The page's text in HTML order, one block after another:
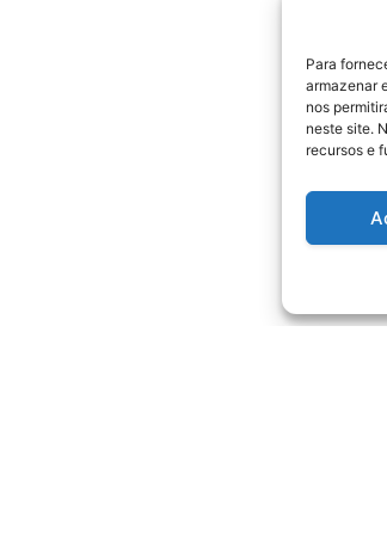
Para
armazenar
nos
neste site.
recursos e